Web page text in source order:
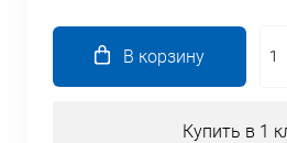
В корзину
Купить в 1